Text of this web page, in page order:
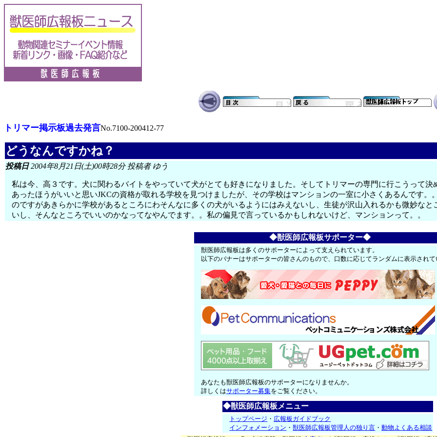
トリマー掲示板過去発言No.7100-200412-77
どうなんですかね？
投稿日2004年8月21日(土)00時28分 投稿者 ゆう
私は今、高３です。犬に関わるバイトをやっていて犬がとても好きになりました。そしてトリマーの専門に行こうって
あったほうがいいと思いJKCの資格が取れる学校を見つけましたが、その学校はマンションの一室に小さくあるんです
のですがあきらかに学校があるところにわそんなに多くの犬がいるようにはみえないし、生徒が沢山入れるかも微妙な
いし、そんなところでいいのかなってなやんでます。。私の偏見で言っているかもしれないけど、マンションって。。
◆獣医師広報板サポーター◆
獣医師広報板は多くのサポーターによって支えられています。
以下のバナーはサポーターの皆さんのもので、口数に応じてランダムに表示され
あなたも獣医師広報板のサポーターになりませんか。
詳しくはサポーター募集をご覧ください。
◆獣医師広報板メニュー
トップページ ・ 広報板ガイドブック
インフォメーション ・獣医師広報板管理人の独り言 ・動物よくある相談